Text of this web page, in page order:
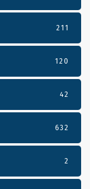
211
120
42
632
2